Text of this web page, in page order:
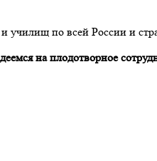
по всей России и
на плодотворное